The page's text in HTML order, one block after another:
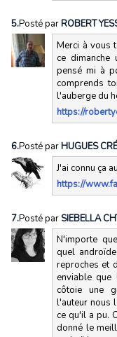
5.Posté parROBERT
Merci à vous
ce dimanche
pensé mi à
comprends
l'auberge du
https://
6.Posté parHUGUES
J'ai connu ça
https://
7.Posté par SIEBELLA
N'importe
quel
reproches et
enviable
côtoie une
l'auteur nous
ce qu'il a pu.
donné le